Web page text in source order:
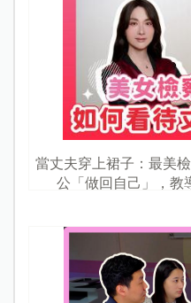
當丈夫穿上裙子：最美
公「做回自己」，教